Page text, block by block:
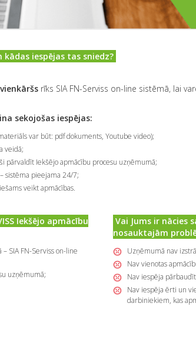
iespējas tas sniedz?
vienkāršs rīks SIA FN-Serviss on-line sistēmā, lai
sekojošas iespējas:
var būt: pdf dokuments, Youtube video);
veidā;
pārvaldīt Iekšējo apmācību procesu uzņēmumā;
sistēma pieejama 24/7;
veikt apmācības.
Iekšējo apmācību
SIA FN-Serviss on-line
uzņēmumā;
Vai Jums ir nācies
nosauktajām
Uzņēmumā nav
Nav vienotas
Nav iespēja
Nav iespēja ērti un
darbiniekiem, kas